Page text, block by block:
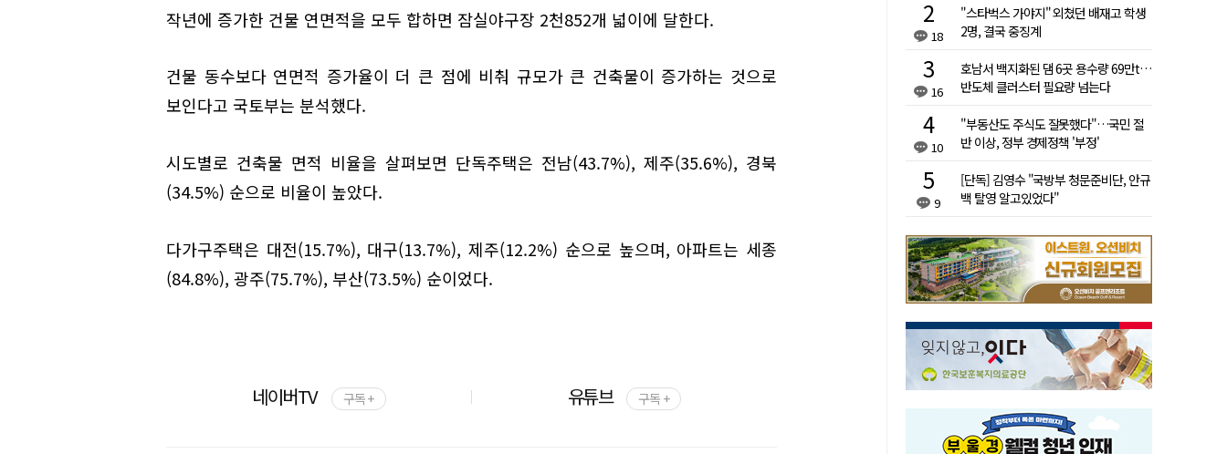
작년에 증가한 건물 연면적을 모두 합하면 잠실야구장 2천852개 넓이에 달한다.
건물 동수보다 연면적 증가율이 더 큰 점에 비춰 규모가 큰 건축물이 증가하는 것으로
보인다고 국토부는 분석했다.
시도별로 건축물 면적 비율을 살펴보면 단독주택은 전남(43.7%), 제주(35.6%), 경북
(34.5%) 순으로 비율이 높았다.
다가구주택은 대전(15.7%), 대구(13.7%), 제주(12.2%) 순으로 높으며, 아파트는 세종
(84.8%), 광주(75.7%), 부산(73.5%) 순이었다.
네이버TV 구독 + 유튜브 구독 +
18
"스타벅스 가야지" 외쳤던 배재고 학생
2명, 결국 중징계
16
호남서 백지화된 댐 6곳 용수량 69만t…
반도체 클러스터 필요량 넘는다
10
"부동산도 주식도 잘못했다"…국민 절
반 이상, 정부 경제정책 '부정'
9
[단독] 김영수 "국방부 청문준비단, 안규
백 탈영 알고있었다"